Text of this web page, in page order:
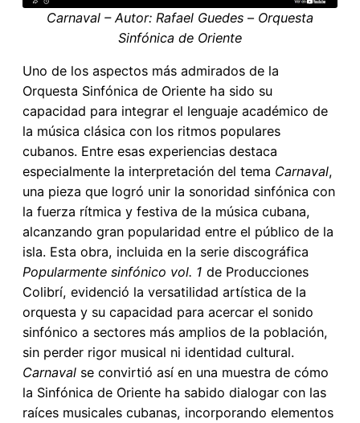
Carnaval – Autor: Rafael Guedes – Orquesta
Sinfónica de Oriente
Uno de los aspectos más admirados de la
Orquesta Sinfónica de Oriente ha sido su
capacidad para integrar el lenguaje académico de
la música clásica con los ritmos populares
cubanos. Entre esas experiencias destaca
especialmente la interpretación del tema Carnaval,
una pieza que logró unir la sonoridad sinfónica con
la fuerza rítmica y festiva de la música cubana,
alcanzando gran popularidad entre el público de la
isla. Esta obra, incluida en la serie discográfica
Popularmente sinfónico vol. 1 de Producciones
Colibrí, evidenció la versatilidad artística de la
orquesta y su capacidad para acercar el sonido
sinfónico a sectores más amplios de la población,
sin perder rigor musical ni identidad cultural.
Carnaval se convirtió así en una muestra de cómo
la Sinfónica de Oriente ha sabido dialogar con las
raíces musicales cubanas, incorporando elementos